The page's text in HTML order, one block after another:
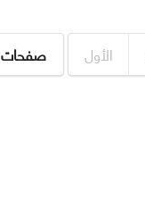
صفحات 1 من 1 الأول